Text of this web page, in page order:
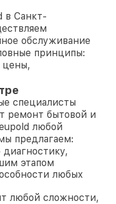
в Санкт-
обслуживание
принципы:
цены,
специалисты
ремонт бытовой и
любой
предлагаем:
этапом
любых
любой сложности,